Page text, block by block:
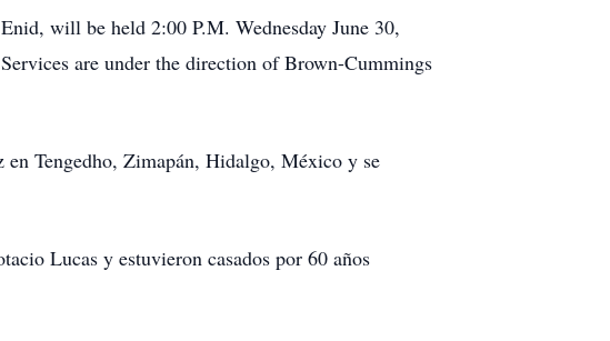
will be held 2:00 P.M. Wednesday June 30,
are under the direction of Brown-Cummings
Tengedho, Zimapán, Hidalgo, México y se
Lucas y estuvieron casados por 60 años